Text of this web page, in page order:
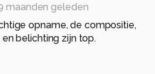
maanden geleden
opname, de compositie,
belichting zijn top.